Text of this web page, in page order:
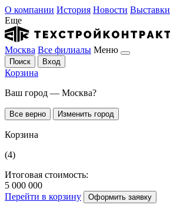
О компании История Новости Выставки
Еще
Москва Все филиалы Меню
Поиск Вход
Корзина
Ваш город — Москва?
Все верно Изменить город
Корзина
(4)
Итоговая стоимость:
5 000 000
Перейти в корзину
Оформить заявку